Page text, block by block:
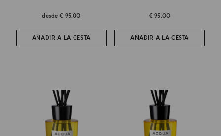
desde€ 95.00
AÑADIR A LA CESTA
€ 95.00
AÑADIR A LA CESTA